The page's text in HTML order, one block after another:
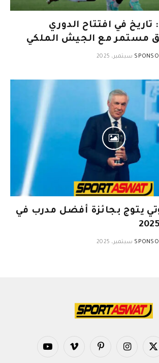
في افتتاح الدوري
مستمر مع الجيش الملكي
يتوج بجائزة أفضل مدرب في
X
الانستغرامبينتيريستفيميو يوتيوب